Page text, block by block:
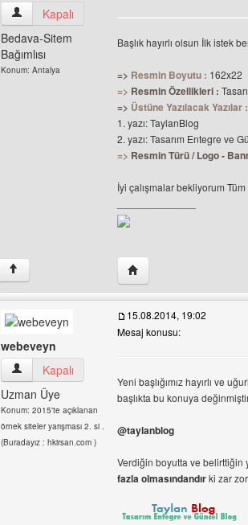
taylanblog Kullanıcının profilini görüntüle
Kapalı
Bedava-Sitem
Bağımlısı
Konum: Antalya
Başlık hayırlı olsun İlk istek
=> Resmin Boyutu : 162x22
=> Resmin Özellikleri :
=> Üstüne Yazılacak Yazılar :
1. yazı: TaylanBlog
2. yazı: Tasarım Entegre ve
=> Resmin Türü / Logo -
İyi çalışmalar bekliyorum
↑ Yazarın web sitesini
webeveyn
webeveyn Kullanıcının profilini görüntüle
Kapalı
Uzman Üye
Konum: 2015'te açıklanan
örnek siteler yarışması 2. si .
(Buradayız : hkirsan.com )
15.08.2014, 19:02
Mesaj konusu:
Yeni başlığımız hayırlı ve
başlıkta bu konuya
@taylanblog
Verdiğin boyutta ve
fazla olmasındandırki zar